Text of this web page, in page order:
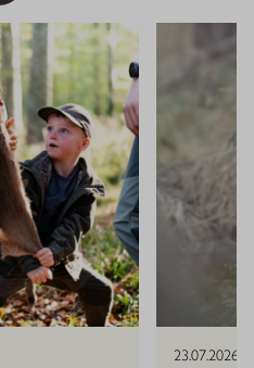
23.07.2026 •